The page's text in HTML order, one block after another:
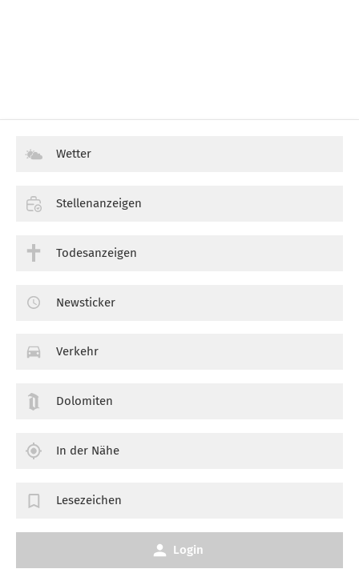
Wetter
Stellenanzeigen
Todesanzeigen
Newsticker
Verkehr
Dolomiten
In der Nähe
Lesezeichen
Login